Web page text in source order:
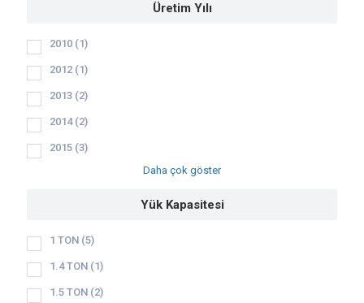
Üretim Yılı
2010 (1)
2012 (1)
2013 (2)
2014 (2)
2015 (3)
Daha çok göster
Yük Kapasitesi
1 TON (5)
1.4 TON (1)
1.5 TON (2)